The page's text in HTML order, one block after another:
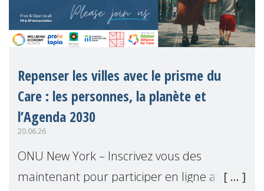
Repenser les villes avec le prisme du
Care : les personnes, la planète et
l’Agenda 2030
20.06.26
ONU New York – Inscrivez vous des
maintenant pour participer en ligne a